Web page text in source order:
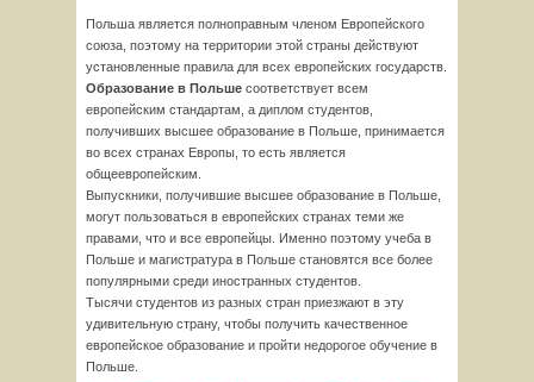
Польша является полноправным членом Европейского
союза, поэтому на территории этой страны действуют
установленные правила для всех европейских государств.
Образование в Польше соответствует всем
европейским стандартам, а диплом студентов,
получивших высшее образование в Польше, принимается
во всех странах Европы, то есть является
общеевропейским.
Выпускники, получившие высшее образование в Польше,
могут пользоваться в европейских странах теми же
правами, что и все европейцы. Именно поэтому учеба в
Польше и магистратура в Польше становятся все более
популярными среди иностранных студентов.
Тысячи студентов из разных стран приезжают в эту
удивительную страну, чтобы получить качественное
европейское образование и пройти недорогое обучение в
Польше.